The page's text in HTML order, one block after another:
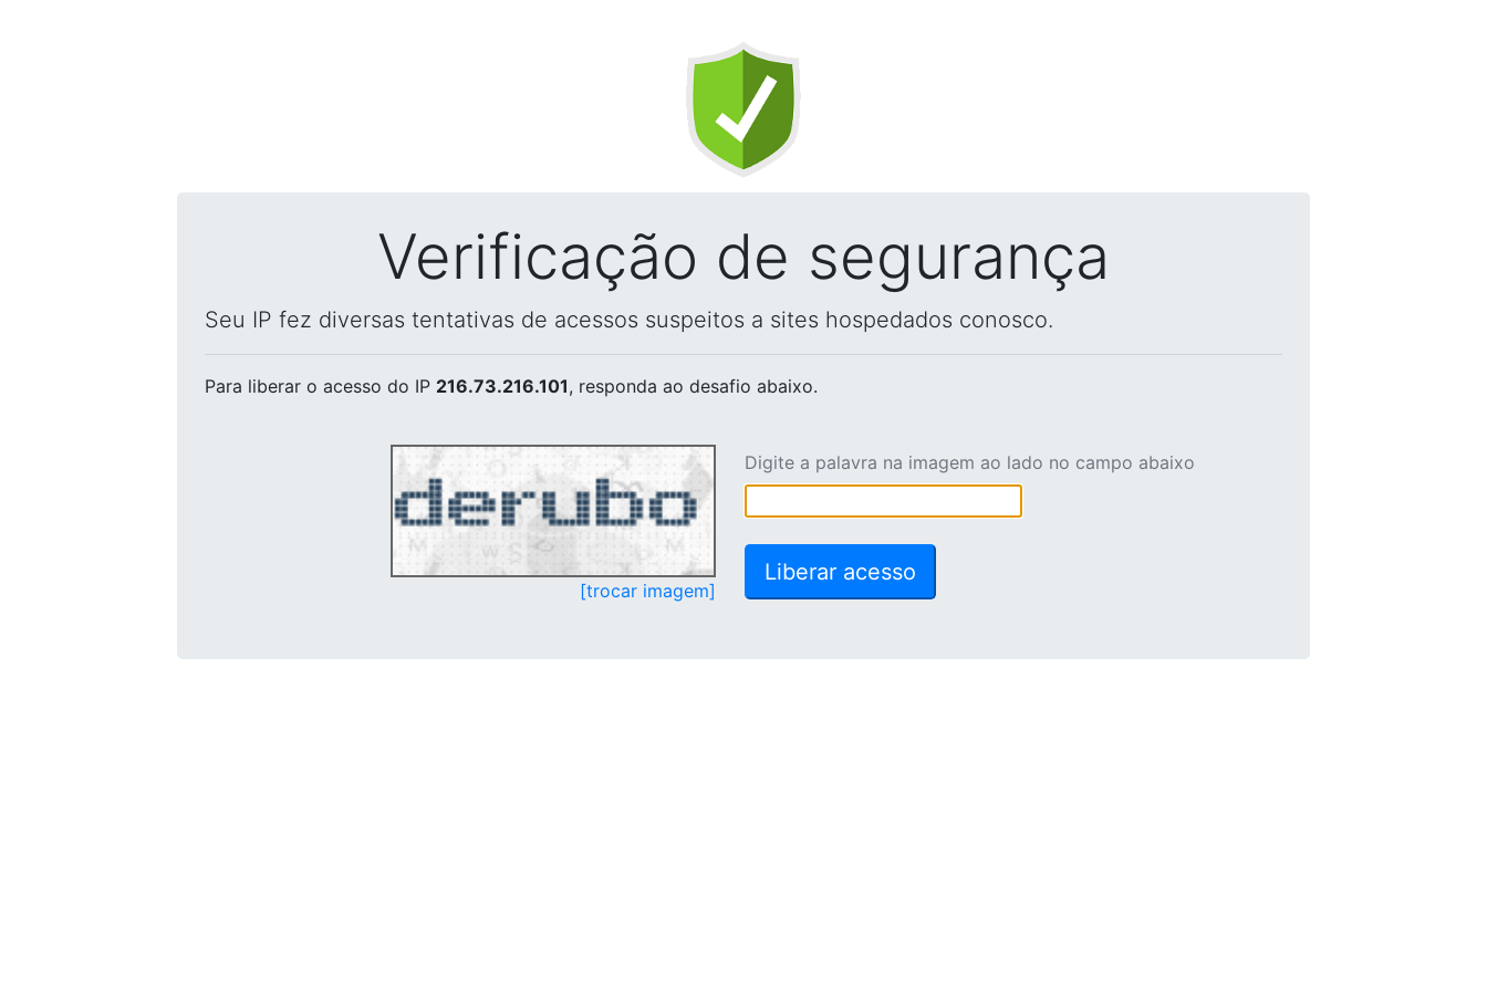
Verificação de segurança
Seu IP fez diversas tentativas de acessos suspeitos a sites hospedados conosco.
Para liberar o acesso do IP 216.73.216.101, responda ao desafio abaixo.
[trocar imagem]
Digite a palavra na imagem ao lado no campo abaixo